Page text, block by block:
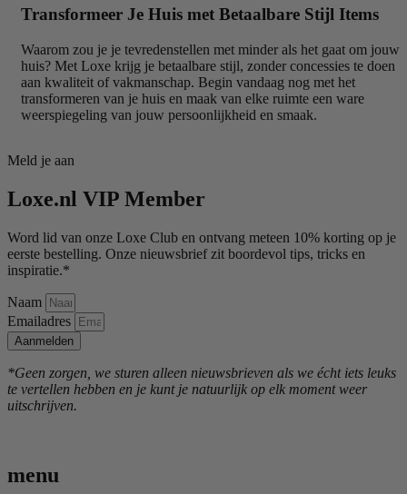
Transformeer Je Huis met Betaalbare Stijl Items
Waarom zou je je tevredenstellen met minder als het gaat om jouw
huis? Met Loxe krijg je betaalbare stijl, zonder concessies te doen
aan kwaliteit of vakmanschap. Begin vandaag nog met het
transformeren van je huis en maak van elke ruimte een ware
weerspiegeling van jouw persoonlijkheid en smaak.
Meld je aan
Loxe.nl VIP Member
Word lid van onze Loxe Club en ontvang meteen 10% korting op je
eerste bestelling. Onze nieuwsbrief zit boordevol tips, tricks en
inspiratie.*
Naam
Emailadres
Aanmelden
*Geen zorgen, we sturen alleen nieuwsbrieven als we écht iets leuks
te vertellen hebben en je kunt je natuurlijk op elk moment weer
uitschrijven.
menu